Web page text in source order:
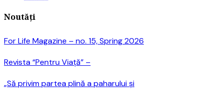
Noutăți
For Life Magazine – no. 15, Spring 2026
Revista “Pentru Viață” –
„Să privim partea plină a paharului și